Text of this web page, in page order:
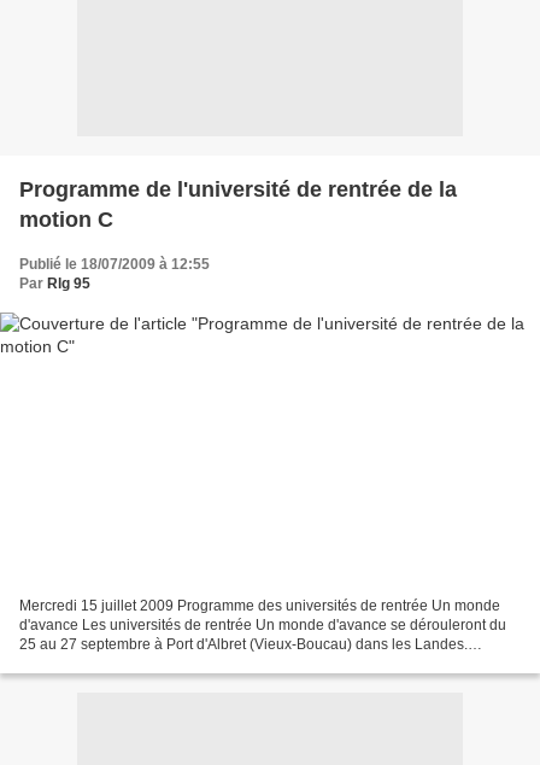
Programme de l'université de rentrée de la
motion C
Publié le 18/07/2009 à 12:55
Par Rlg 95
Mercredi 15 juillet 2009 Programme des universités de rentrée Un monde
d'avance Les universités de rentrée Un monde d'avance se dérouleront du
25 au 27 septembre à Port d'Albret (Vieux-Boucau) dans les Landes.